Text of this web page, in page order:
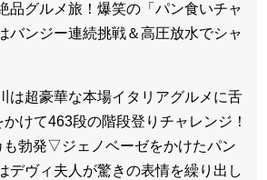
品グルメ旅！爆笑の「パン食いチャ
バンジー連続挑戦＆高圧放水でシャ
は超豪華な本場イタリアグルメに舌
けて463段の階段登りチャレンジ！
も勃発▽ジェノベーゼをかけたパン
デヴィ夫人が驚きの表情を繰り出し